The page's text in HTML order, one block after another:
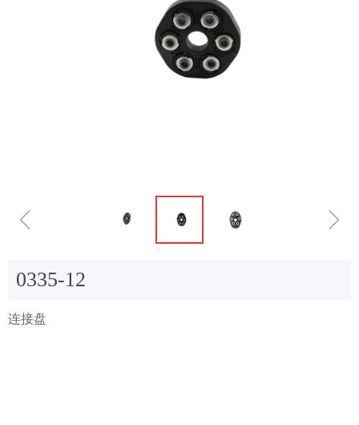
ꁆ ꁇ
0335-12
连接盘